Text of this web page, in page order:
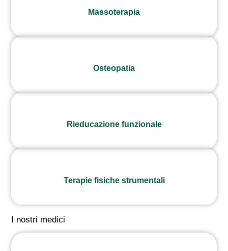
Massoterapia
Osteopatia
Rieducazione funzionale
Terapie fisiche strumentali
I nostri medici